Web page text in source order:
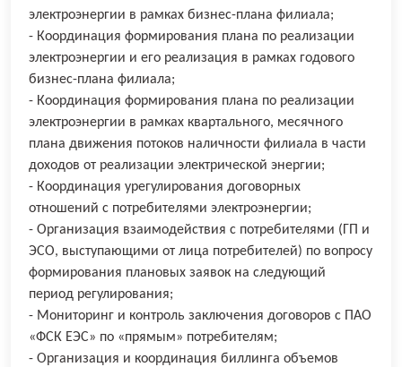
электроэнергии в рамках бизнес-плана филиала;
- Координация формирования плана по реализации
электроэнергии и его реализация в рамках годового
бизнес-плана филиала;
- Координация формирования плана по реализации
электроэнергии в рамках квартального, месячного
плана движения потоков наличности филиала в части
доходов от реализации электрической энергии;
- Координация урегулирования договорных
отношений с потребителями электроэнергии;
- Организация взаимодействия с потребителями (ГП и
ЭСО, выступающими от лица потребителей) по вопросу
формирования плановых заявок на следующий
период регулирования;
- Мониторинг и контроль заключения договоров с ПАО
«ФСК ЕЭС» по «прямым» потребителям;
- Организация и координация биллинга объемов